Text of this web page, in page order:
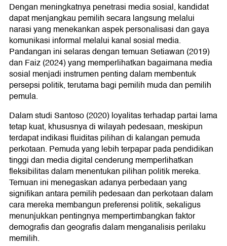
Dengan meningkatnya penetrasi media sosial, kandidat
dapat menjangkau pemilih secara langsung melalui
narasi yang menekankan aspek personalisasi dan gaya
komunikasi informal melalui kanal sosial media.
Pandangan ini selaras dengan temuan Setiawan (2019)
dan Faiz (2024) yang memperlihatkan bagaimana media
sosial menjadi instrumen penting dalam membentuk
persepsi politik, terutama bagi pemilih muda dan pemilih
pemula.
Dalam studi Santoso (2020) loyalitas terhadap partai lama
tetap kuat, khususnya di wilayah pedesaan, meskipun
terdapat indikasi fluiditas pilihan di kalangan pemuda
perkotaan. Pemuda yang lebih terpapar pada pendidikan
tinggi dan media digital cenderung memperlihatkan
fleksibilitas dalam menentukan pilihan politik mereka.
Temuan ini menegaskan adanya perbedaan yang
signifikan antara pemilih pedesaan dan perkotaan dalam
cara mereka membangun preferensi politik, sekaligus
menunjukkan pentingnya mempertimbangkan faktor
demografis dan geografis dalam menganalisis perilaku
memilih.